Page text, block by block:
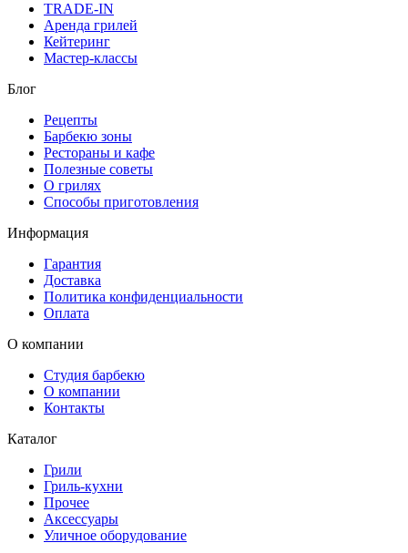
TRADE-IN
Аренда грилей
Кейтеринг
Мастер-классы
Блог
Рецепты
Барбекю зоны
Рестораны и кафе
Полезные советы
О грилях
Способы приготовления
Информация
Гарантия
Доставка
Политика конфиденциальности
Оплата
О компании
Студия барбекю
О компании
Контакты
Каталог
Грили
Гриль-кухни
Прочее
Аксессуары
Уличное оборудование